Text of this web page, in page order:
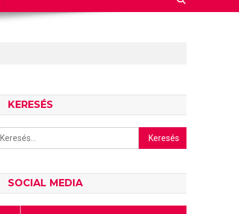
KERESÉS
Keresés:
SOCIAL MEDIA